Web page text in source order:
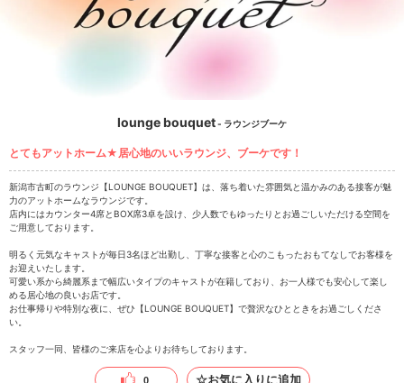
lounge bouquet- ラウンジブーケ
とてもアットホーム★居心地のいいラウンジ、ブーケです！
新潟市古町のラウンジ【LOUNGE BOUQUET】は、落ち着いた雰囲気と温かみのある接客が魅
力のアットホームなラウンジです。
店内にはカウンター4席とBOX席3卓を設け、少人数でもゆったりとお過ごしいただける空間を
ご用意しております。
明るく元気なキャストが毎日3名ほど出勤し、丁寧な接客と心のこもったおもてなしでお客様を
お迎えいたします。
可愛い系から綺麗系まで幅広いタイプのキャストが在籍しており、お一人様でも安心して楽し
める居心地の良いお店です。
お仕事帰りや特別な夜に、ぜひ【LOUNGE BOUQUET】で贅沢なひとときをお過ごしくださ
い。
スタッフ一同、皆様のご来店を心よりお待ちしております。
0 ☆お気に入りに追加